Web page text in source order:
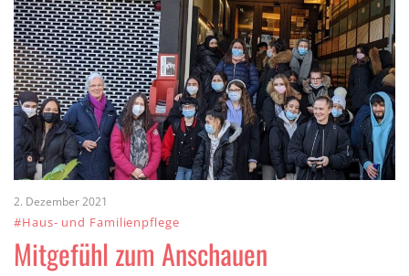
2. Dezember 2021
#Haus- und Familienpflege
Mitgefühl zum Anschauen